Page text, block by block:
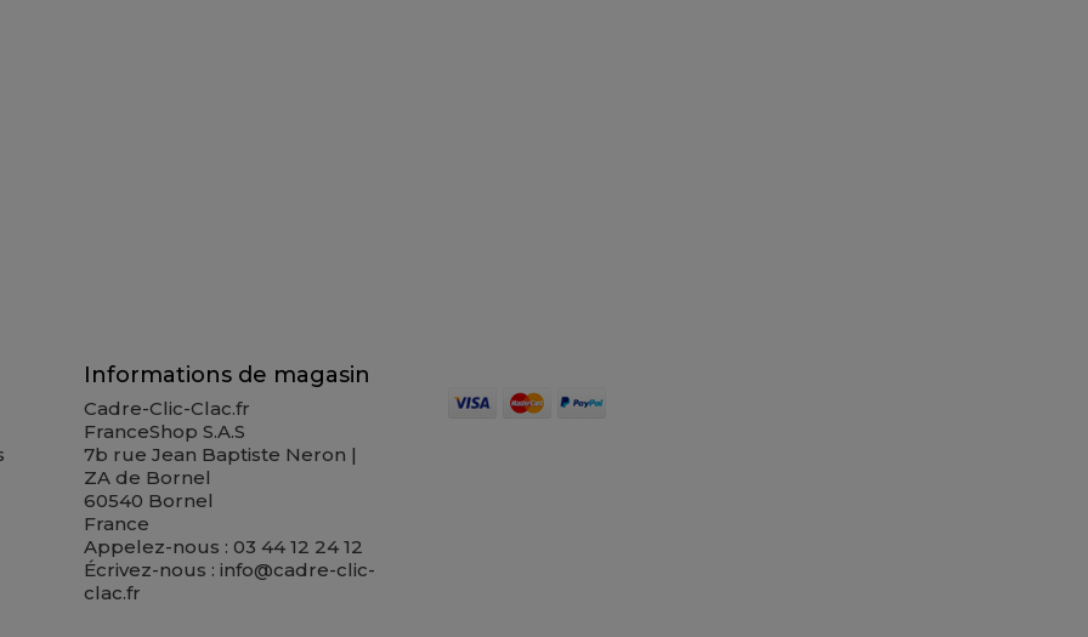
Informations de magasin
Cadre-Clic-Clac.fr
FranceShop S.A.S
7b rue Jean Baptiste Neron |
ZA de Bornel
60540 Bornel
France
Appelez-nous : 03 44 12 24 12
Écrivez-nous : info@cadre-clic-
clac.fr